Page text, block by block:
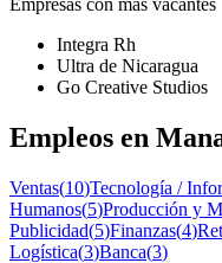
Integra Rh
Ultra de Nicaragua
Go Creative Studios
Empleos en
Ventas(10)Tecnología /
Humanos(5)Producción y
Publicidad(5)Finanzas(4)
Logística(3)Banca(3)